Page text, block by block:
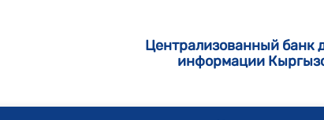
Централизованный банк
информации